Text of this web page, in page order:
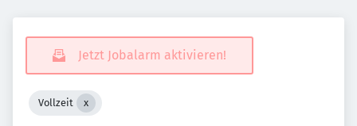
Jetzt Jobalarm aktivieren!
Vollzeit